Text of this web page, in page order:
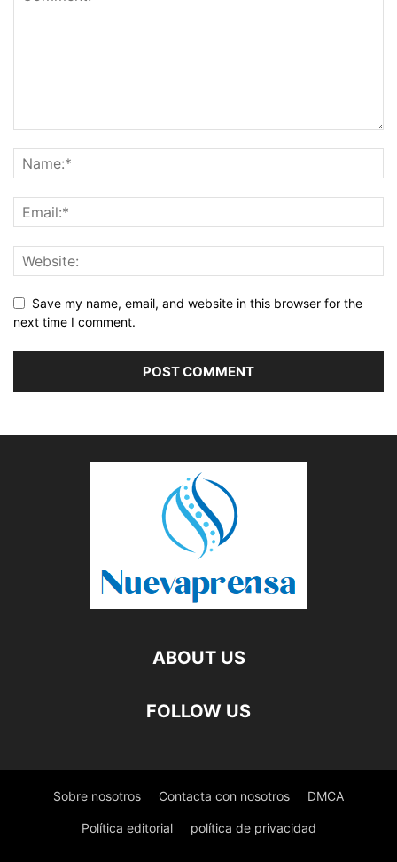
Save my name, email, and website in this browser for the
next time I comment.
ABOUT US
FOLLOW US
Sobre nosotros Contacta con nosotros DMCA
Política editorial política de privacidad